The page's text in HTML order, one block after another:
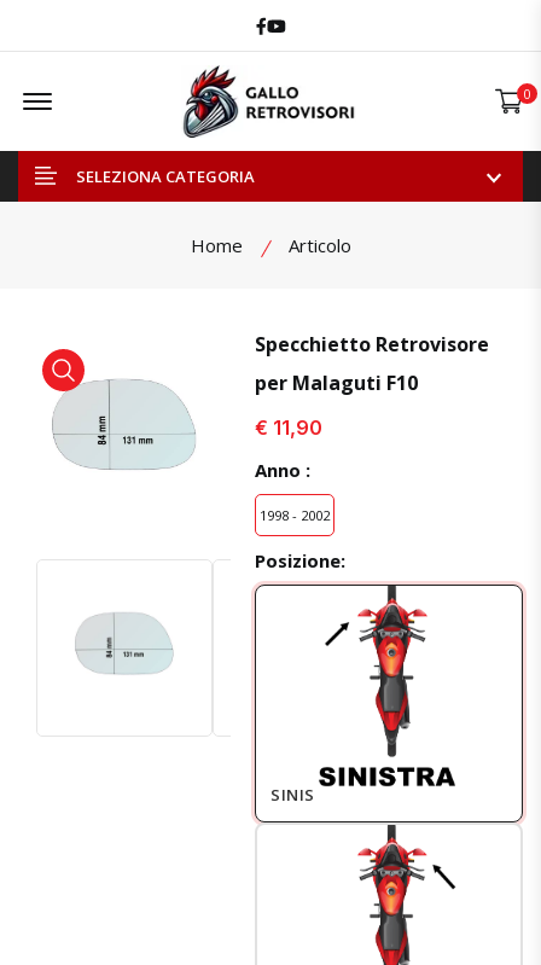
Facebook
Youtube
Offcanvas Menu Open 0
SELEZIONA CATEGORIA
Home Articolo
visualizza prodotto visualizza prodotto
Specchietto Retrovisore
per Malaguti F10
€ 11,90
Anno :
1998 - 2002
Posizione:
SINISTRO